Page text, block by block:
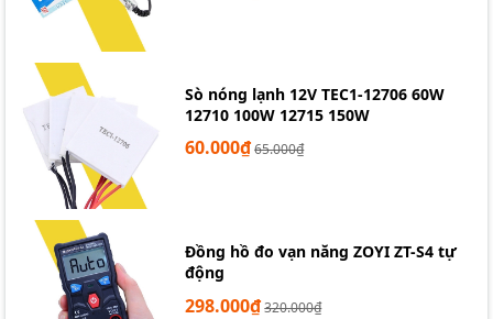
Sò nóng lạnh 12V TEC1-12706 60W
12710 100W 12715 150W
60.000₫65.000₫
Đồng hồ đo vạn năng ZOYI ZT-S4 tự
động
298.000₫320.000₫